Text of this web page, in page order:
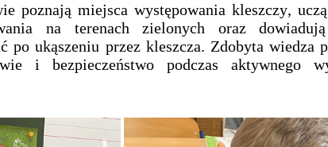
poznają miejsca występowania kleszczy,
na terenach zielonych oraz
po ukąszeniu przez kleszcza. Zdobyta wiedza
i bezpieczeństwo podczas aktywnego